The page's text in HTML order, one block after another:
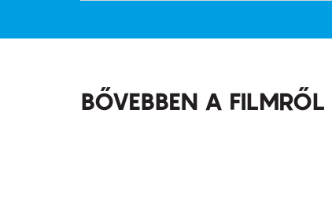
BŐVEBBEN A FILMRŐL